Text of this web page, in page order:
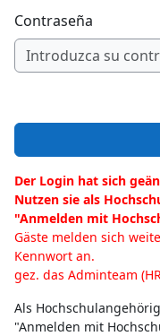
Contraseña
Der Login hat sich
Nutzen sie als
"Anmelden mit
Gäste melden sich
Kennwort an.
gez. das Adminteam
Als
"Anmelden mit